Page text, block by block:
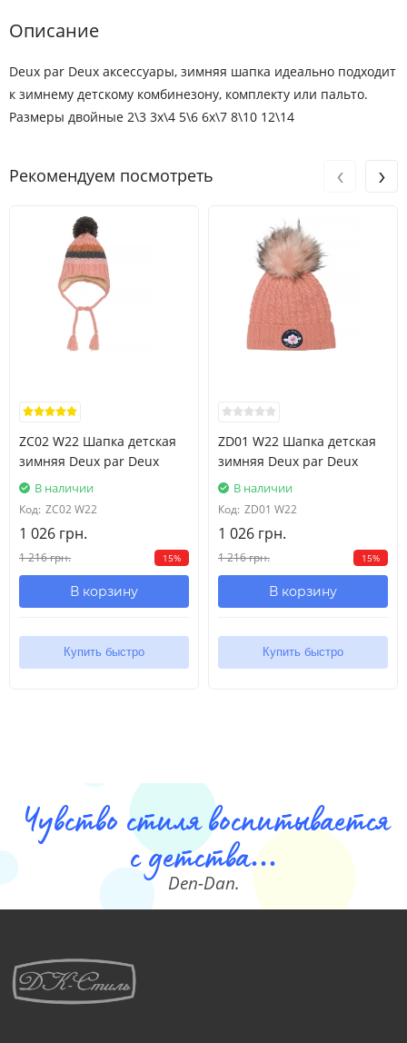
Описание
Deux par Deux аксессуары, зимняя шапка идеально подходит
к зимнему детскому комбинезону, комплекту или пальто.
Размеры двойные 2\3 3х\4 5\6 6х\7 8\10 12\14
Рекомендуем посмотреть
ZC02 W22 Шапка детская
зимняя Deux par Deux
В наличии
Код: ZC02 W22
1 026 грн.
1 216 грн. 15%
В корзину
Купить быстро
ZD01 W22 Шапка детская
зимняя Deux par Deux
В наличии
Код: ZD01 W22
1 026 грн.
1 216 грн. 15%
В корзину
Купить быстро
‹ ›
Чувство стиля воспитывается
с детства...
Den-Dan.